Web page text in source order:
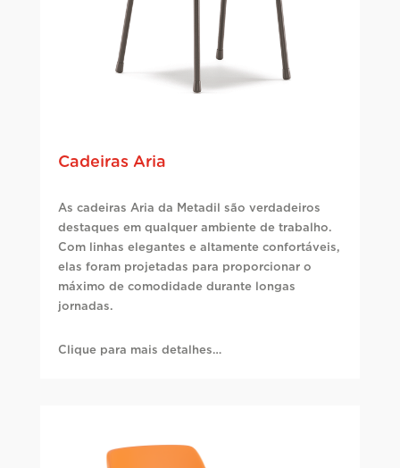
Cadeiras Aria
As cadeiras Aria da Metadil são verdadeiros
destaques em qualquer ambiente de trabalho.
Com linhas elegantes e altamente confortáveis,
elas foram projetadas para proporcionar o
máximo de comodidade durante longas
jornadas.
Clique para mais detalhes…